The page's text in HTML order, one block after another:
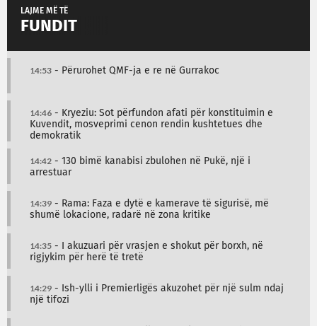
LAJME MË TË
FUNDIT
14:53 - Përurohet QMF-ja e re në Gurrakoc
14:46 - Kryeziu: Sot përfundon afati për konstituimin e
Kuvendit, mosveprimi cenon rendin kushtetues dhe
demokratik
14:42 - 130 bimë kanabisi zbulohen në Pukë, një i
arrestuar
14:39 - Rama: Faza e dytë e kamerave të sigurisë, më
shumë lokacione, radarë në zona kritike
14:35 - I akuzuari për vrasjen e shokut për borxh, në
rigjykim për herë të tretë
14:29 - Ish-ylli i Premierligës akuzohet për një sulm ndaj
një tifozi